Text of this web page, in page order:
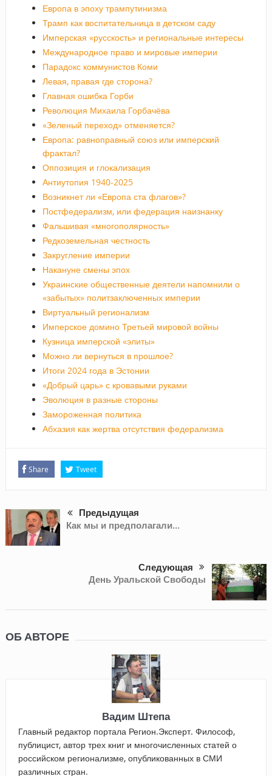
Европа в эпоху трампутинизма
Трамп как воспитательница в детском саду
Имперская «русскость» и региональные интересы
Международное право и мировые империи
Парадокс коммунистов Коми
Левая, правая где сторона?
Главная ошибка Горби
Революция Михаила Горбачёва
«Зеленый переход» отменяется?
Европа: равноправный союз или имперский
фрактал?
Оппозиция и глокализация
Антиутопия 1940-2025
Возникнет ли «Европа ста флагов»?
Постфедерализм, или федерация наизнанку
Фальшивая «многополярность»
Редкоземельная честность
Закругление империи
Накануне смены эпох
Украинские общественные деятели напомнили о
«забытых» политзаключенных империи
Виртуальный регионализм
Имперское домино Третьей мировой войны
Кузница имперской «элиты»
Можно ли вернуться в прошлое?
Итоги 2024 года в Эстонии
«Добрый царь» с кровавыми руками
Эволюция в разные стороны
Замороженная политика
Абхазия как жертва отсутствия федерализма
Share Tweet
Предыдущая
Как мы и предполагали…
Следующая
День Уральской Свободы
ОБ АВТОРЕ
Вадим Штепа
Главный редактор портала Регион.Эксперт. Философ,
публицист, автор трех книг и многочисленных статей о
российском регионализме, опубликованных в СМИ
различных стран.